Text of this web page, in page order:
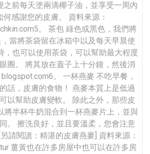
之前每天塗兩滴椰子油，並享受一周內
何感謝您的皮膚。 資料來源：
。 茶包 綠色或黑色，我們將
當將茶袋留在冰箱中以及每天早晨使
，也可以使用茶袋，可以幫助最大程度
圈。 將其放在蓋子上十分鐘，然後消
。 一杯燕麥 不吃早餐，
話，皮膚的食物！ 燕麥本質上是低過
以幫助皮膚變軟。 除此之外，那些皮
將半杯牛奶混合到一杯燕麥片上，並與
。 擦洗良好，並且要溫柔，您會注意
請閱讀：精湛的皮膚燕麥] 資料來源：
薑黃也在許多房屋中也可以在許多房